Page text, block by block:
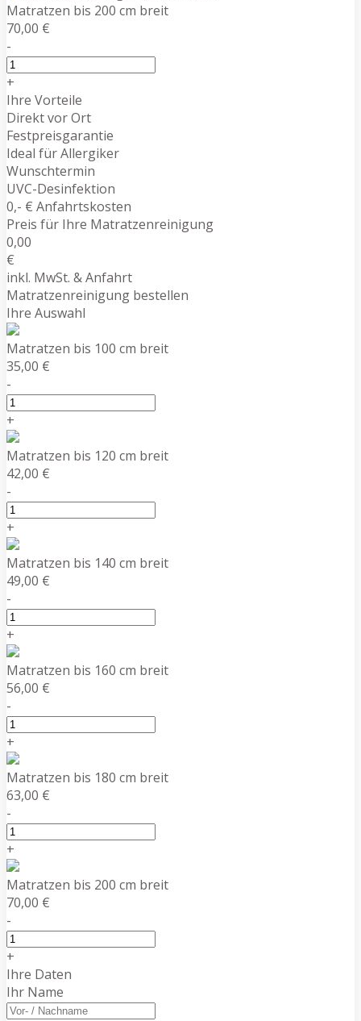
Matratzen bis 200 cm breit
70,00 €
-
+
Ihre Vorteile
Direkt vor Ort
Festpreisgarantie
Ideal für Allergiker
Wunschtermin
UVC-Desinfektion
0,- € Anfahrtskosten
Preis für Ihre Matratzenreinigung
0,00
€
inkl. MwSt. & Anfahrt
Matratzenreinigung bestellen
Ihre Auswahl
Matratzen bis 100 cm breit
35,00 €
-
+
Matratzen bis 120 cm breit
42,00 €
-
+
Matratzen bis 140 cm breit
49,00 €
-
+
Matratzen bis 160 cm breit
56,00 €
-
+
Matratzen bis 180 cm breit
63,00 €
-
+
Matratzen bis 200 cm breit
70,00 €
-
+
Ihre Daten
Ihr Name